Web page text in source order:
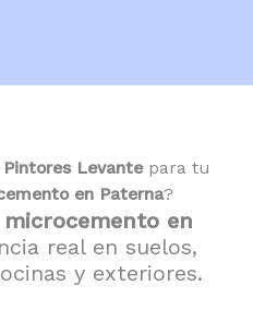
Pintores Levantepara tu
en Paterna?
en
real en suelos,
y exteriores.